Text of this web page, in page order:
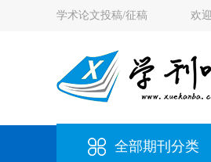
学术论文投稿/征稿 欢
全部期刊分类